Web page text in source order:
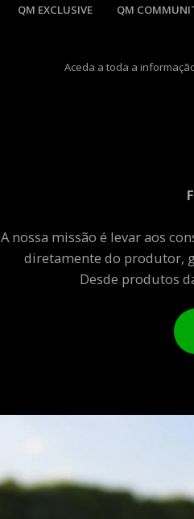
QM EXCLUSIVE QM
Aceda a toda a
A nossa missão é levar aos
diretamente do produtor,
Desde produtos